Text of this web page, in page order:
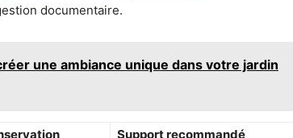
documentaire.
une ambiance unique dans votre jardin
Support recommandé